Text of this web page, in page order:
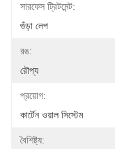
সারফেস ট্রিটমেন্ট:
গুঁড়া লেপ
রঙ:
রৌপ্য
প্রয়োগ:
কার্টেন ওয়াল সিস্টেম
বৈশিষ্ট্য: